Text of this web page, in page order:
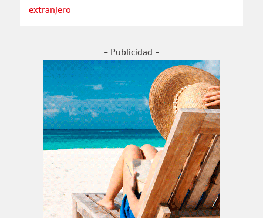
extranjero
- Publicidad -